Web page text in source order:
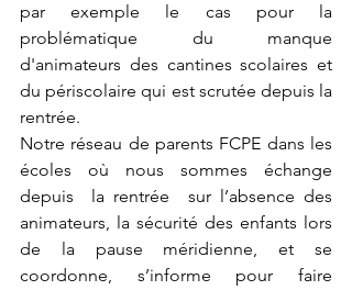
par exemple le cas pour la
problématique du manque
d'animateurs des cantines scolaires et
du périscolaire qui est scrutée depuis la
rentrée.
Notre réseau de parents FCPE dans les
écoles où nous sommes échange
depuis  la rentrée  sur l’absence des
animateurs, la sécurité des enfants lors
de la pause méridienne, et se
coordonne, s’informe pour faire